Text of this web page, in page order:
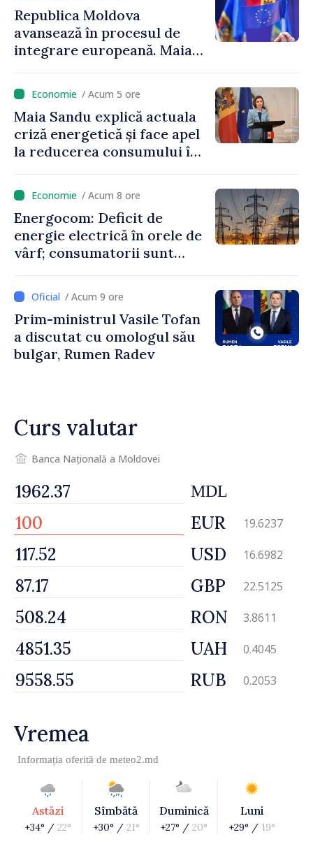
Republica Moldova
avansează în procesul de
integrare europeană. Maia
niciun stat”
/ Acum 5 ore
Maia Sandu explică actuala
criză energetică și face apel
la reducerea consumului în
putem menține prețurile la
un nivel mai mic”
/ Acum 8 ore
Energocom: Deficit de
energie electrică în orele de
vârf; consumatorii sunt
/ Acum 9 ore
Prim-ministrul Vasile Tofan
a discutat cu omologul său
bulgar, Rumen Radev
Curs valutar
Banca Națională a Moldovei
MDL
EUR 19.6237
USD 16.6982
GBP 22.5125
RON 3.8611
UAH 0.4045
RUB 0.2053
Vremea
Informația oferită de meteo2.md
Astăzi
+34° / 22°
Sîmbătă
+30° / 21°
Duminică
+27° / 20°
Luni
+29° / 19°